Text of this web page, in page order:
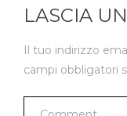
LASCIA
Il tuo indirizzo
campi obbligatori